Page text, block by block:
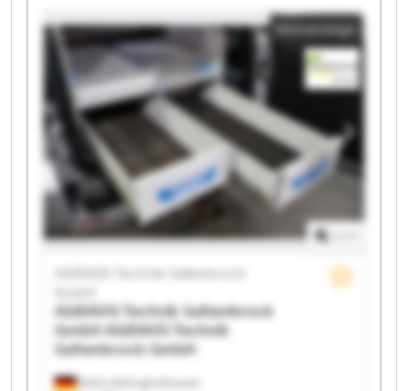
Technik Saltenbrock GmbH AGRAVIS Technik
Saltenbrock GmbH AGRAVIS Technik Saltenbrock
GmbH AGRAVIS Technik Saltenbrock GmbH AGRAVIS
Technik Saltenbrock GmbH AGRAVIS Technik
Saltenbrock GmbH AGRAVIS Technik Saltenbrock
GmbH AGRAVIS Technik Saltenbrock GmbH AGRAVIS
Technik Saltenbrock GmbH AGRAVIS Technik
Saltenbrock GmbH AGRAVIS Technik Saltenbrock
GmbH AGRAVIS Technik Saltenbrock GmbH AGRAVIS
Technik Saltenbrock GmbH AGRAVIS Technik
Saltenbrock GmbH AGRAVIS Technik Saltenbrock
Kleinanzeige
Melle-Wellingholzhausen
AGRAVIS Technik Saltenbrock
AGRAVIS Technik Saltenbrock
GmbHAGRAVIS Technik
Saltenbrock GmbH